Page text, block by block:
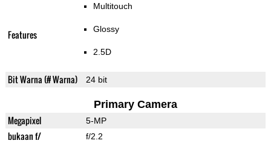
Features
Multitouch
Glossy
2.5D
Bit Warna (# Warna) 24 bit
Primary Camera
Megapixel 5-MP
bukaan f/ f/2.2